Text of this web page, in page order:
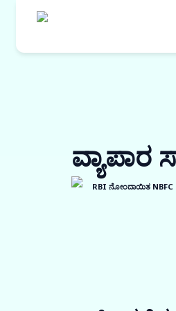
ವ್ಯಾಪಾರ
RBI ನೋಂದಾಯಿತ NBFC